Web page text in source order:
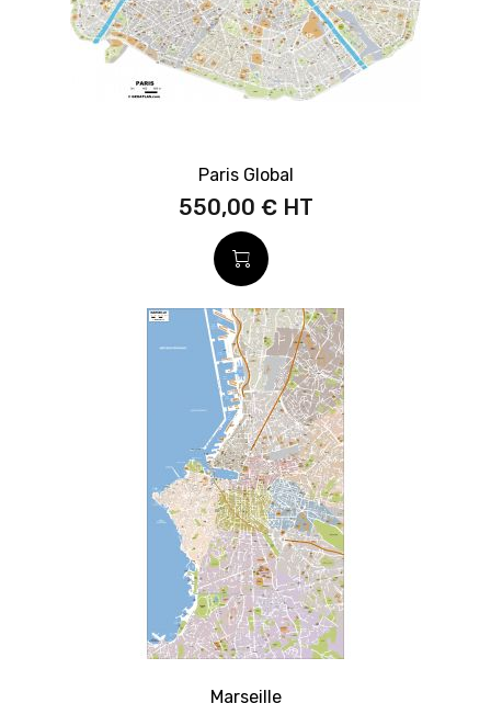
Paris Global
550,00 €
Marseille